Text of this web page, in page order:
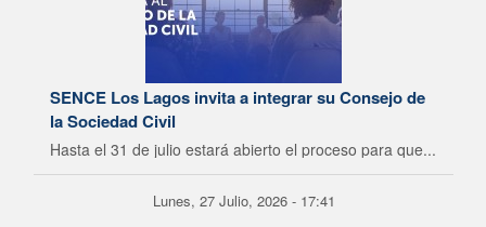
SENCE Los Lagos invita a integrar su Consejo de
la Sociedad Civil
Hasta el 31 de julio estará abierto el proceso para que...
Lunes, 27 Julio, 2026 - 17:41